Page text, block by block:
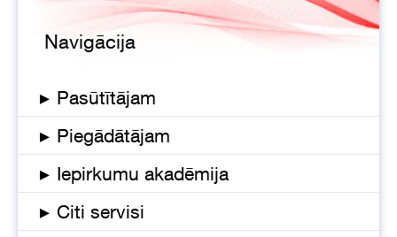
Navigācija
▸ Pasūtītājam
▸ Piegādātājam
▸ Iepirkumu akadēmija
▸ Citi servisi